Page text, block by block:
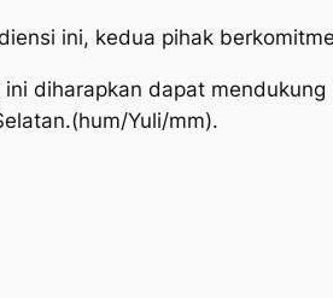
ini, kedua pihak
ini diharapkan dapat
Yuli/mm).